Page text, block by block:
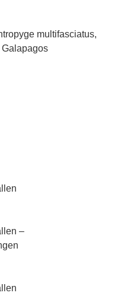
multifasciatus,
–